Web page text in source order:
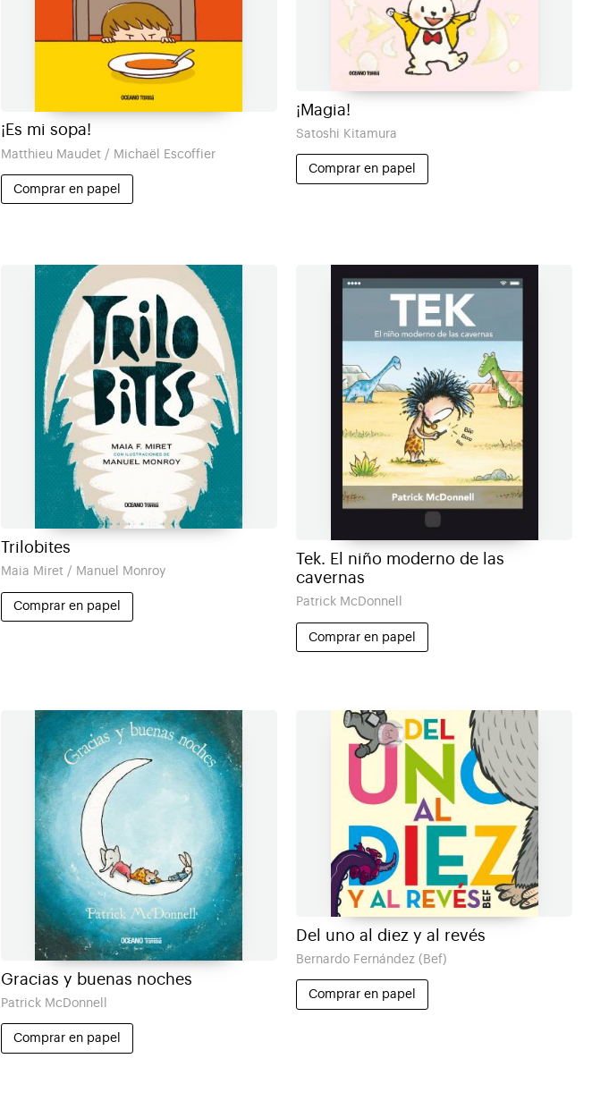
¡Es mi sopa!
Matthieu Maudet / Michaël Escoffier
Comprar en papel
¡Magia!
Satoshi Kitamura
Comprar en papel
Trilobites
Maia Miret / Manuel Monroy
Comprar en papel
Tek. El niño moderno de las
cavernas
Patrick McDonnell
Comprar en papel
Gracias y buenas noches
Patrick McDonnell
Comprar en papel
Del uno al diez y al revés
Bernardo Fernández (Bef)
Comprar en papel